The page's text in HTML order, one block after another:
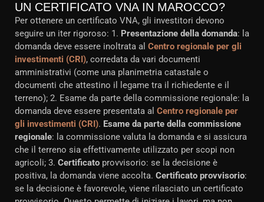
UN CERTIFICATO VNA IN MAROCCO?
Per ottenere un certificato VNA, gli investitori devono
seguire un iter rigoroso: 1. Presentazione della domanda: la
domanda deve essere inoltrata al Centro regionale per gli
investimenti (CRI), corredata da vari documenti
amministrativi (come una planimetria catastale o
documenti che attestino il legame tra il richiedente e il
terreno); 2. Esame da parte della commissione regionale: la
domanda deve essere presentata al Centro regionale per
gli investimenti (CRI). Esame da parte della commissione
regionale: la commissione valuta la domanda e si assicura
che il terreno sia effettivamente utilizzato per scopi non
agricoli; 3. Certificato provvisorio: se la decisione è
positiva, la domanda viene accolta. Certificato provvisorio:
se la decisione è favorevole, viene rilasciato un certificato